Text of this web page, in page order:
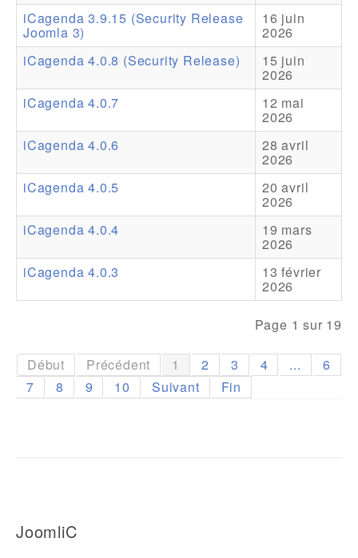
Support
Forum
iCagenda 3.9.15 (Security Release
Joomla 3)
16 juin
2026
iCagenda 4.0.8 (Security Release)
15 juin
2026
iCagenda 4.0.7
12 mai
2026
iCagenda 4.0.6
28 avril
2026
iCagenda 4.0.5
20 avril
2026
iCagenda 4.0.4
19 mars
2026
iCagenda 4.0.3
13 février
2026
Page 1 sur 19
Début Précédent 1 2 3 4 ...
6
7
8 9 10 Suivant Fin
JoomliC